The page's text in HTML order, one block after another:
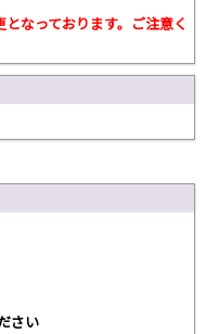
なっております。ご注意く
さい